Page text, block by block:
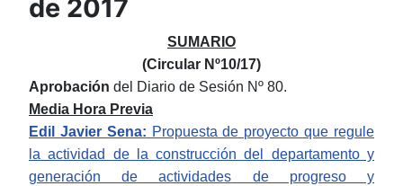
de 2017
SUMARIO
(Circular Nº10/17)
Aprobación del Diario de Sesión Nº 80.
Media Hora Previa
Edil Javier Sena: Propuesta de proyecto que regule
la actividad de la construcción del departamento y
generación de actividades de progreso y